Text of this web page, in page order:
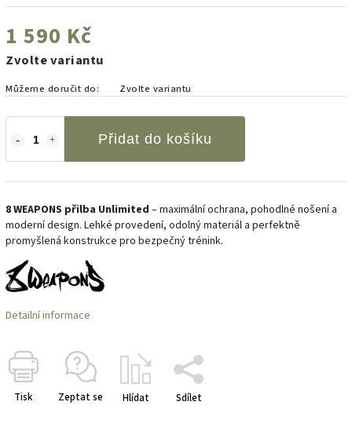
1 590 Kč
Zvolte variantu
Můžeme doručit do: Zvolte variantu
Přidat do košíku
8 WEAPONS přilba Unlimited – maximální ochrana, pohodlné nošení a
moderní design. Lehké provedení, odolný materiál a perfektně
promyšlená konstrukce pro bezpečný trénink.
Detailní informace
Tisk Zeptat se Hlídat Sdílet